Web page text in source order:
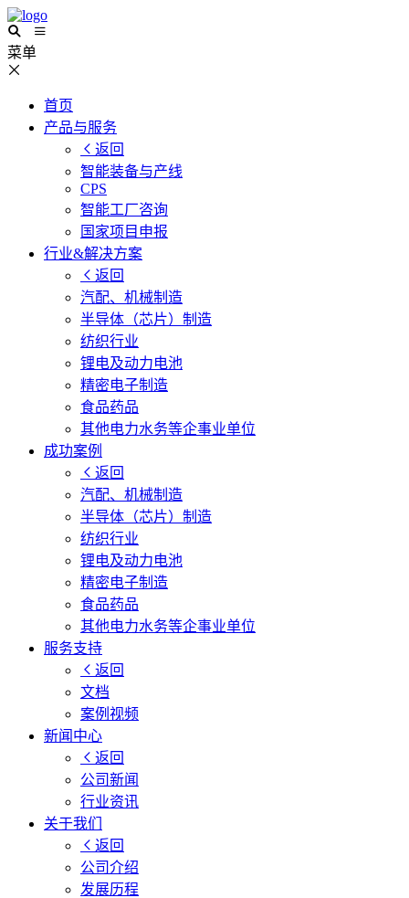
菜单
首页
产品与服务
返回
智能装备与产线
CPS
智能工厂咨询
国家项目申报
行业&解决方案
返回
汽配、机械制造
半导体（芯片）制造
纺织行业
锂电及动力电池
精密电子制造
食品药品
其他电力水务等企事业单位
成功案例
返回
汽配、机械制造
半导体（芯片）制造
纺织行业
锂电及动力电池
精密电子制造
食品药品
其他电力水务等企事业单位
服务支持
返回
文档
案例视频
新闻中心
返回
公司新闻
行业资讯
关于我们
返回
公司介绍
发展历程